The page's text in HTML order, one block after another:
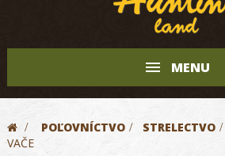
MENU
> POĽOVNÍCTVO > STRELECTVO >
VAČE